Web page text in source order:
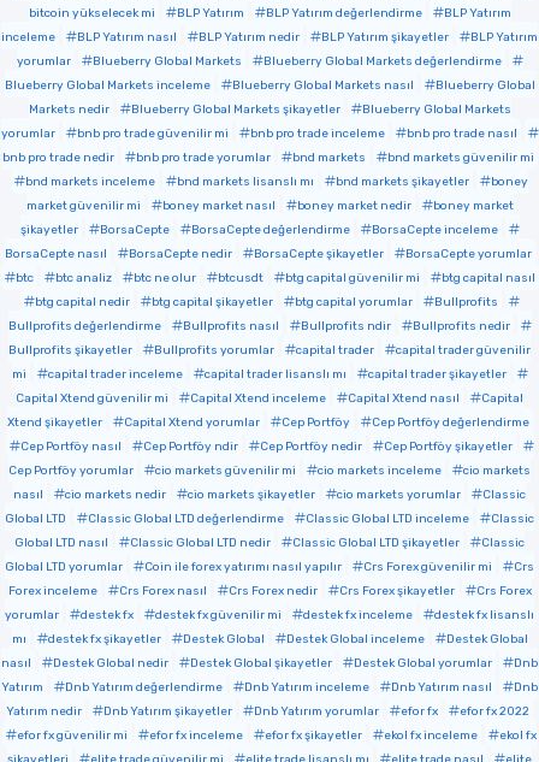
bitcoin yükselecek mi
BLP Yatırım BLP Yatırım değerlendirme
BLP Yatırım
inceleme
BLP Yatırım nasıl BLP Yatırım nedir BLP Yatırım şikayetler
BLP Yatırım
yorumlar
Blueberry Global Markets
Blueberry Global Markets değerlendirme
Blueberry Global Markets inceleme
Blueberry Global Markets nasıl
Blueberry Global
Markets nedir
Blueberry Global Markets şikayetler
Blueberry Global Markets
yorumlar
bnb pro trade güvenilir mi bnb pro trade inceleme
bnb pro trade nasıl
bnb pro trade nedir
bnb pro trade yorumlar bnd markets
bnd markets güvenilir mi
bnd markets inceleme
bnd markets lisanslı mı bnd markets şikayetler
boney
market güvenilir mi
boney market nasıl boney market nedir
boney market
şikayetler
BorsaCepte BorsaCepte değerlendirme
BorsaCepte inceleme
BorsaCepte nasıl
BorsaCepte nedir BorsaCepte şikayetler
BorsaCepte yorumlar
btc
btc analiz btc ne olur btcusdt btg capital güvenilir mi
btg capital nasıl
btg capital nedir
btg capital şikayetler btg capital yorumlar
Bullprofits
Bullprofits değerlendirme
Bullprofits nasıl Bullprofits ndir
Bullprofits nedir
Bullprofits şikayetler
Bullprofits yorumlar capital trader
capital trader güvenilir
mi
capital trader inceleme capital trader lisanslı mı
capital trader şikayetler
Capital Xtend güvenilir mi
Capital Xtend inceleme Capital Xtend nasıl
Capital
Xtend şikayetler
Capital Xtend yorumlar Cep Portföy
Cep Portföy değerlendirme
Cep Portföy nasıl
Cep Portföy ndir Cep Portföy nedir
Cep Portföy şikayetler
Cep Portföy yorumlar
cio markets güvenilir mi cio markets inceleme
cio markets
nasıl
cio markets nedir cio markets şikayetler cio markets yorumlar
Classic
Global LTD
Classic Global LTD değerlendirme Classic Global LTD inceleme
Classic
Global LTD nasıl
Classic Global LTD nedir Classic Global LTD şikayetler
Classic
Global LTD yorumlar
Coin ile forex yatırımı nasıl yapılır Crs Forex güvenilir mi
Crs
Forex inceleme
Crs Forex nasıl Crs Forex nedir Crs Forex şikayetler
Crs Forex
yorumlar
destek fx destek fx güvenilir mi destek fx inceleme
destek fx lisanslı
mı
destek fx şikayetler Destek Global Destek Global inceleme
Destek Global
nasıl
Destek Global nedir Destek Global şikayetler Destek Global yorumlar
Dnb
Yatırım
Dnb Yatırım değerlendirme Dnb Yatırım inceleme Dnb Yatırım nasıl
Dnb
Yatırım nedir
Dnb Yatırım şikayetler Dnb Yatırım yorumlar efor fx
efor fx 2022
efor fx güvenilir mi
efor fx inceleme efor fx şikayetler ekol fx inceleme
ekol fx